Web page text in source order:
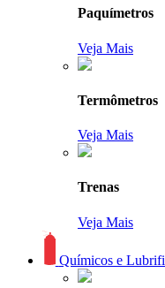
Paquímetros
Veja Mais
Termômetros
Veja Mais
Trenas
Veja Mais
Químicos e